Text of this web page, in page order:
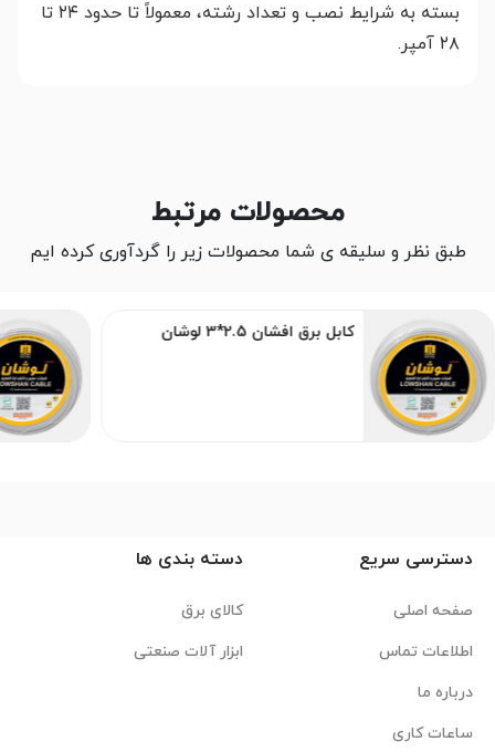
بسته به شرایط نصب و تعداد رشته، معمولاً تا حدود ۲۴ تا
۲۸ آمپر.
محصولات مرتبط
طبق نظر و سلیقه ی شما محصولات زیر را گردآوری کرده ایم
کابل برق افشان 2.5*3 لوشان
دسترسی سریع
صفحه اصلی
اطلاعات تماس
درباره ما
ساعات کاری
دسته بندی ها
کالای برق
ابزار آلات صنعتی